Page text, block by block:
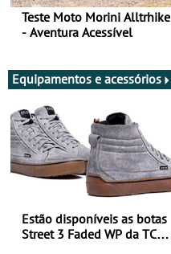
Teste Moto Morini Alltrhike
- Aventura Acessível
Equipamentos e acessórios
Estão disponíveis as botas
Street 3 Faded WP da TCX